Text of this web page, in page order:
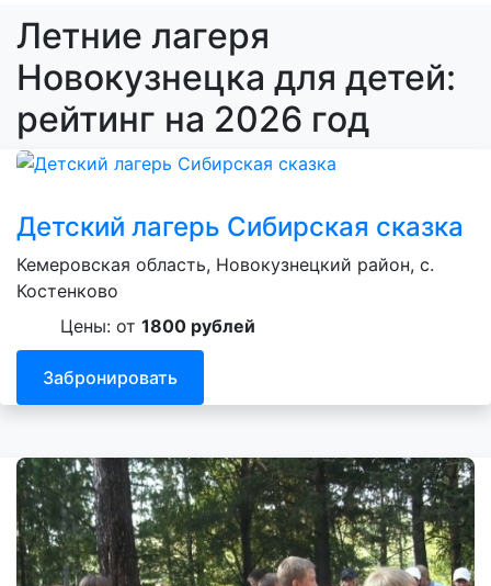
Летние лагеря
Новокузнецка для детей:
рейтинг на 2026 год
Детский лагерь Сибирская сказка
Кемеровская область, Новокузнецкий район, с.
Костенково
Цены: от 1800 рублей
Забронировать